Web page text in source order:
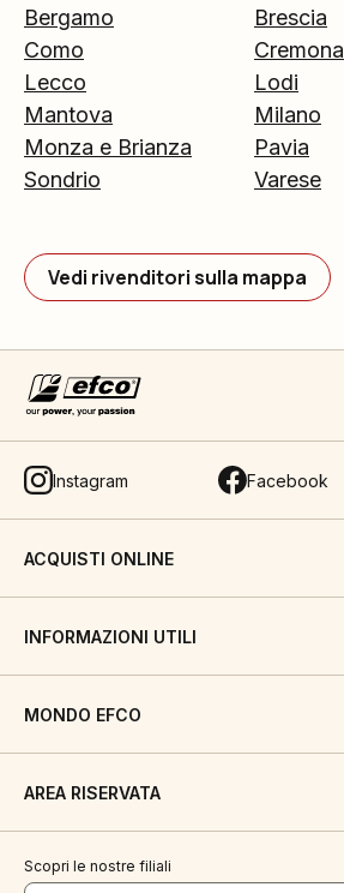
Bergamo
Brescia
Como
Cremona
Lecco
Lodi
Mantova
Milano
Monza e Brianza
Pavia
Sondrio
Varese
Vedi rivenditori sulla mappa
Instagram Facebook
ACQUISTI ONLINE
INFORMAZIONI UTILI
MONDO EFCO
AREA RISERVATA
Scopri le nostre filiali